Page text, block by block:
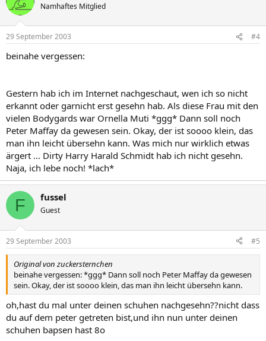
Namhaftes Mitglied
29 September 2003 #4
beinahe vergessen:
Gestern hab ich im Internet nachgeschaut, wen ich so nicht
erkannt oder garnicht erst gesehn hab. Als diese Frau mit den
vielen Bodygards war Ornella Muti *ggg* Dann soll noch
Peter Maffay da gewesen sein. Okay, der ist soooo klein, das
man ihn leicht übersehn kann. Was mich nur wirklich etwas
ärgert ... Dirty Harry Harald Schmidt hab ich nicht gesehn.
Naja, ich lebe noch! *lach*
F fussel
Guest
29 September 2003 #5
Original von zuckersternchen
beinahe vergessen: *ggg* Dann soll noch Peter Maffay da gewesen
sein. Okay, der ist soooo klein, das man ihn leicht übersehn kann.
oh,hast du mal unter deinen schuhen nachgesehn??nicht dass
du auf dem peter getreten bist,und ihn nun unter deinen
schuhen bapsen hast 8o